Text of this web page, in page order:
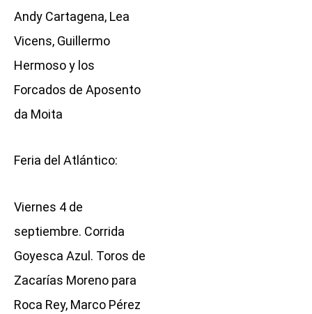
Andy Cartagena, Lea
Vicens, Guillermo
Hermoso y los
Forcados de Aposento
da Moita
Feria del Atlántico:
Viernes 4 de
septiembre. Corrida
Goyesca Azul. Toros de
Zacarías Moreno para
Roca Rey, Marco Pérez